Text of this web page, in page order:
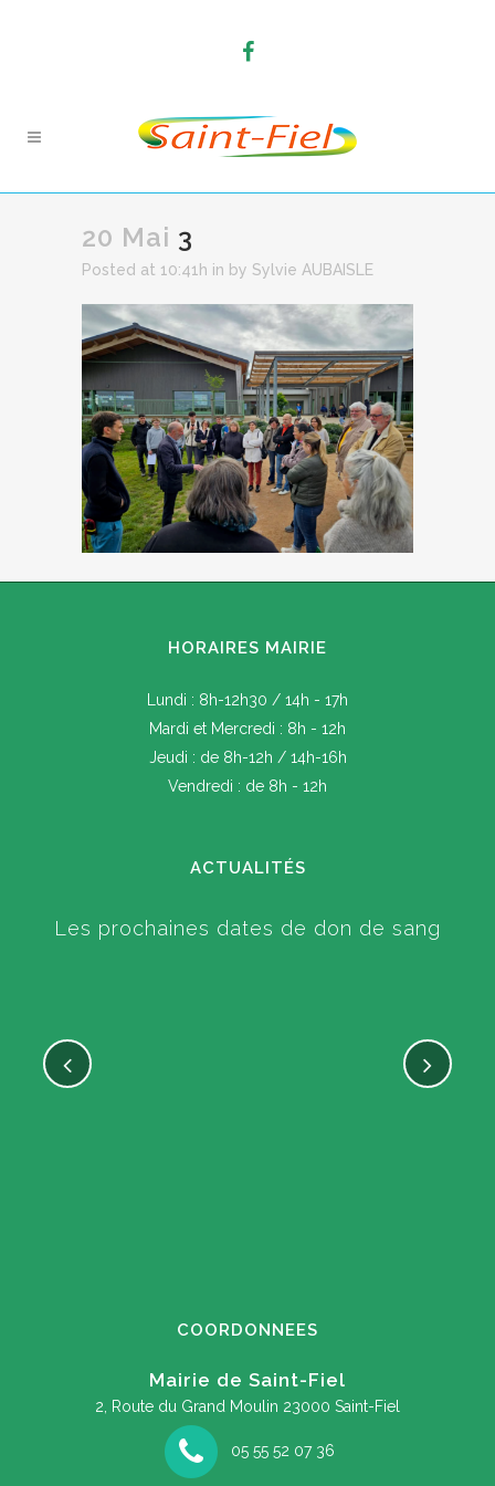
20 Mai 3
Posted at 10:41h in by Sylvie AUBAISLE
HORAIRES MAIRIE
Lundi : 8h-12h30 / 14h - 17h
Mardi et Mercredi : 8h - 12h
Jeudi : de 8h-12h / 14h-16h
Vendredi : de 8h - 12h
ACTUALITÉS
Les prochaines dates de don de sang
COORDONNEES
Mairie de Saint-Fiel
2, Route du Grand Moulin 23000 Saint-Fiel
05 55 52 07 36